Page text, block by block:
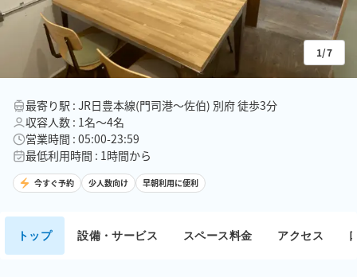
1/7
最寄り駅 : JR日豊本線(門司港～佐伯) 別府 徒歩3分
収容人数 : 1名〜4名
営業時間 : 05:00-23:59
最低利用時間 : 1時間から
今すぐ予約 少人数向け 早朝利用に便利
トップ 設備・サービス スペース料金 アクセス